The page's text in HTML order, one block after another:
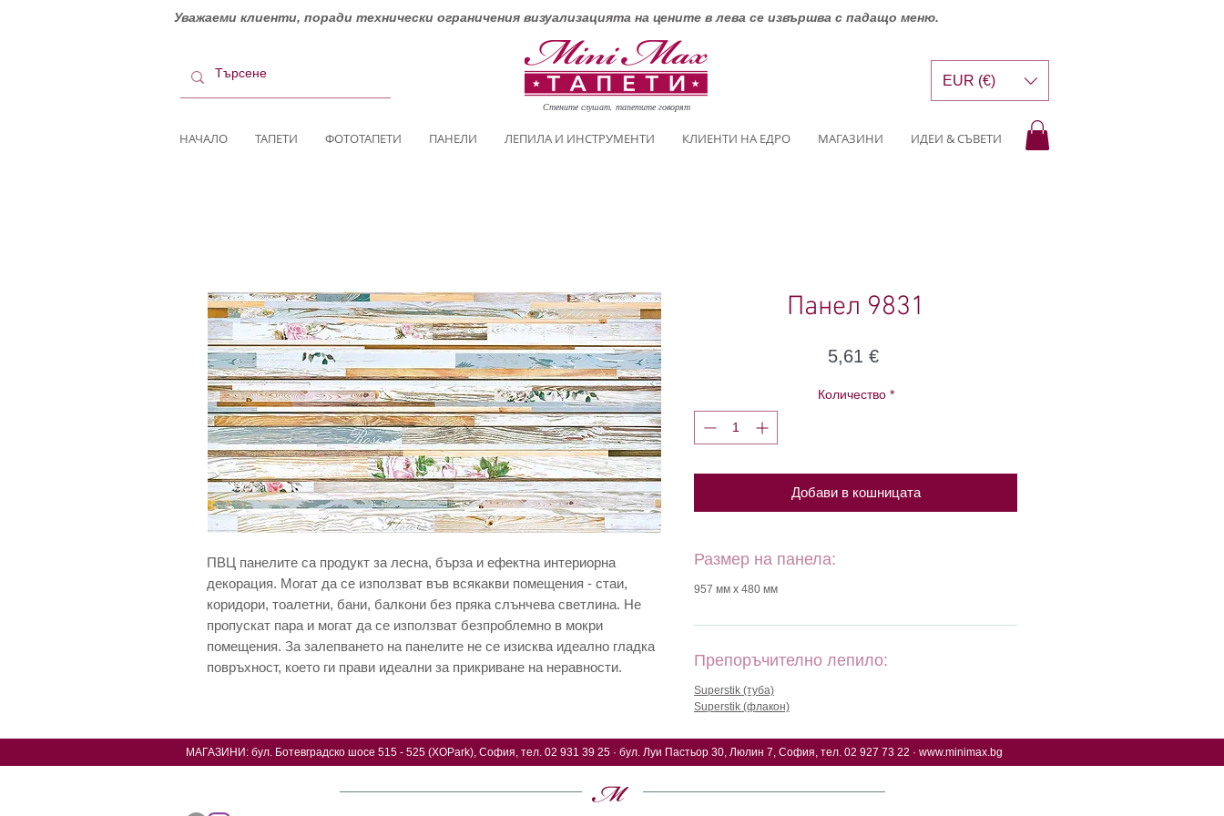
Уважаеми клиенти, поради технически ограничения визуализацията на цените в лева се извършва с падащо меню.
Стените слушат, тапетите говорят
НАЧАЛО ТАПЕТИ ФОТОТАПЕТИ ПАНЕЛИ ЛЕПИЛА И ИНСТРУМЕНТИ КЛИЕНТИ НА ЕДРО МАГАЗИНИ ИДЕИ & СЪВЕТИ
EUR (€)
ПВЦ панелите са продукт за лесна, бърза и ефектна интериорна
декорация. Могат да се използват във всякакви помещения - стаи,
коридори, тоалетни, бани, балкони без пряка слънчева светлина. Не
пропускат пара и могат да се използват безпроблемно в мокри
помещения. За залепването на панелите не се изисква идеално гладка
повръхност, което ги прави идеални за прикриване на неравности.
Панел 9831
5,61 €Цена
Количество *
Добави в кошницата
Размер на панела:
957 мм x 480 мм
Препоръчително лепило:
Superstik (туба)
Superstik (флакон)
МАГАЗИНИ: бул. Ботевградско шосе 515 - 525 (XOPark), София, тел. 02 931 39 25 · бул. Луи Пастьор 30, Люлин 7, София, тел. 02 927 73 22 · www.minimax.bg